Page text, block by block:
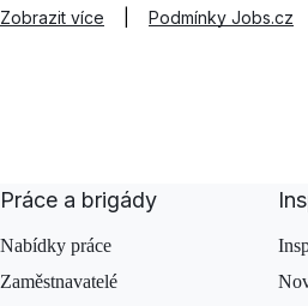
Zobrazit více Podmínky Jobs.cz
Práce a brigády
Nabídky práce
Zaměstnavatelé